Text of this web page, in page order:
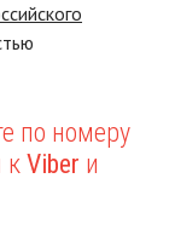
по номеру
к Viber и